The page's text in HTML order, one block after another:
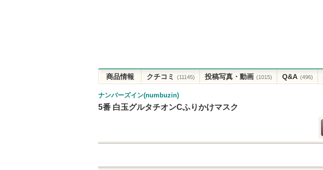
商品情報 クチコミ (11145) 投稿写真・動画 (1015) Q&A (496)
ナンバーズイン(numbuzin)
5番 白玉グルタチオンCふりかけマスク